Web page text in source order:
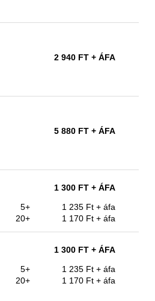
2 940 FT + ÁFA
5 880 FT + ÁFA
1 300 FT + ÁFA
5+
1 235 Ft + áfa
20+
1 170 Ft + áfa
1 300 FT + ÁFA
5+
1 235 Ft + áfa
20+
1 170 Ft + áfa